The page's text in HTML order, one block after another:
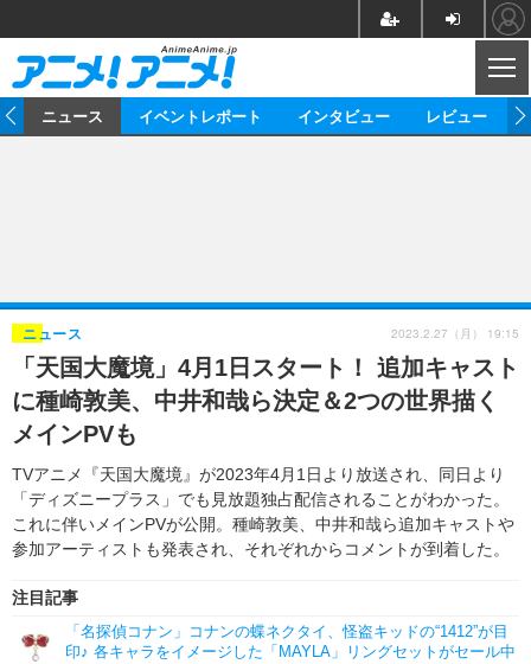
ゲーム グッズ
イベント 海外
海外イベント ビジネス
俳優・タレント アーティスト
ビジネス
アニメ 実写
書評
ゲーム 座談会
動画
アニメ
アニメ！アニメ！TV ABEMA Cafe
連載・コラム
ニュース イベントレポート インタビュー レビュー
「天国大魔境」4月1日スタート！ 追加キャスト
に種崎敦美、中井和哉ら決定＆2つの世界描く
メインPVも
TVアニメ『天国大魔境』が2023年4月1日より放送され、同日より
「ディズニープラス」でも見放題独占配信されることがわかった。
これに伴いメインPVが公開。種崎敦美、中井和哉ら追加キャストや
参加アーティストも発表され、それぞれからコメントが到着した。
ニュース
注目記事
「名探偵コナン」コナンの蝶ネクタイ、怪盗キッドの“1412”が目
印♪ 各キャラをイメージした「MAYLA」リングセットがセール中
2023.2.27（月） 19:15